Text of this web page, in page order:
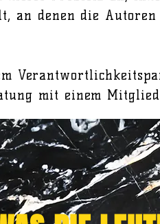
an denen die Autoren
mit einem